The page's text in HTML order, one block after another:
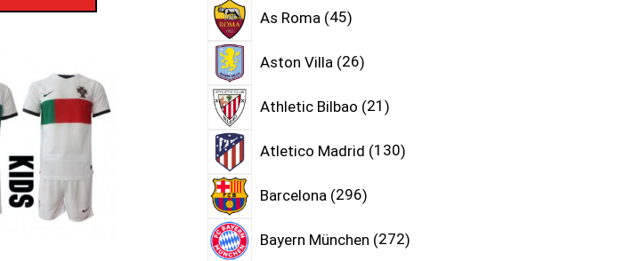
As Roma 45
Aston Villa 26
Athletic Bilbao 21
Atletico Madrid 130
Barcelona 296
Bayern München 272